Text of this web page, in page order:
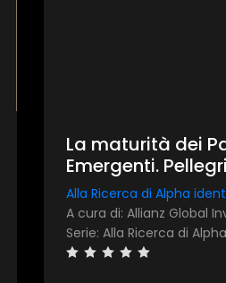
La maturità dei
Emergenti.
(Allianz GI): "Non
più un asset da
sottovalutare"
Alla Ricerca di Alpha